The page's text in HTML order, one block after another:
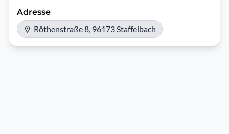
Adresse
Röthenstraße 8, 96173 Staffelbach